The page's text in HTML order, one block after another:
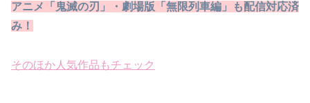
アニメ「鬼滅の刃」・劇場版「無限列車編」も配信対応済
み！
そのほか人気作品もチェック